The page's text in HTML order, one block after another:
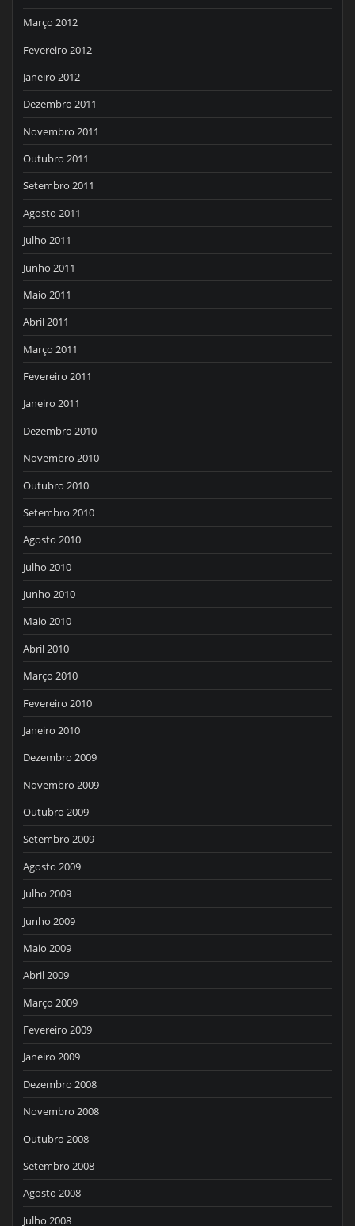
Março 2012
Fevereiro 2012
Janeiro 2012
Dezembro 2011
Novembro 2011
Outubro 2011
Setembro 2011
Agosto 2011
Julho 2011
Junho 2011
Maio 2011
Abril 2011
Março 2011
Fevereiro 2011
Janeiro 2011
Dezembro 2010
Novembro 2010
Outubro 2010
Setembro 2010
Agosto 2010
Julho 2010
Junho 2010
Maio 2010
Abril 2010
Março 2010
Fevereiro 2010
Janeiro 2010
Dezembro 2009
Novembro 2009
Outubro 2009
Setembro 2009
Agosto 2009
Julho 2009
Junho 2009
Maio 2009
Abril 2009
Março 2009
Fevereiro 2009
Janeiro 2009
Dezembro 2008
Novembro 2008
Outubro 2008
Setembro 2008
Agosto 2008
Julho 2008